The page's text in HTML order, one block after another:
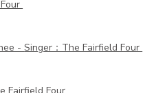
-Singer：The Fairfield Four